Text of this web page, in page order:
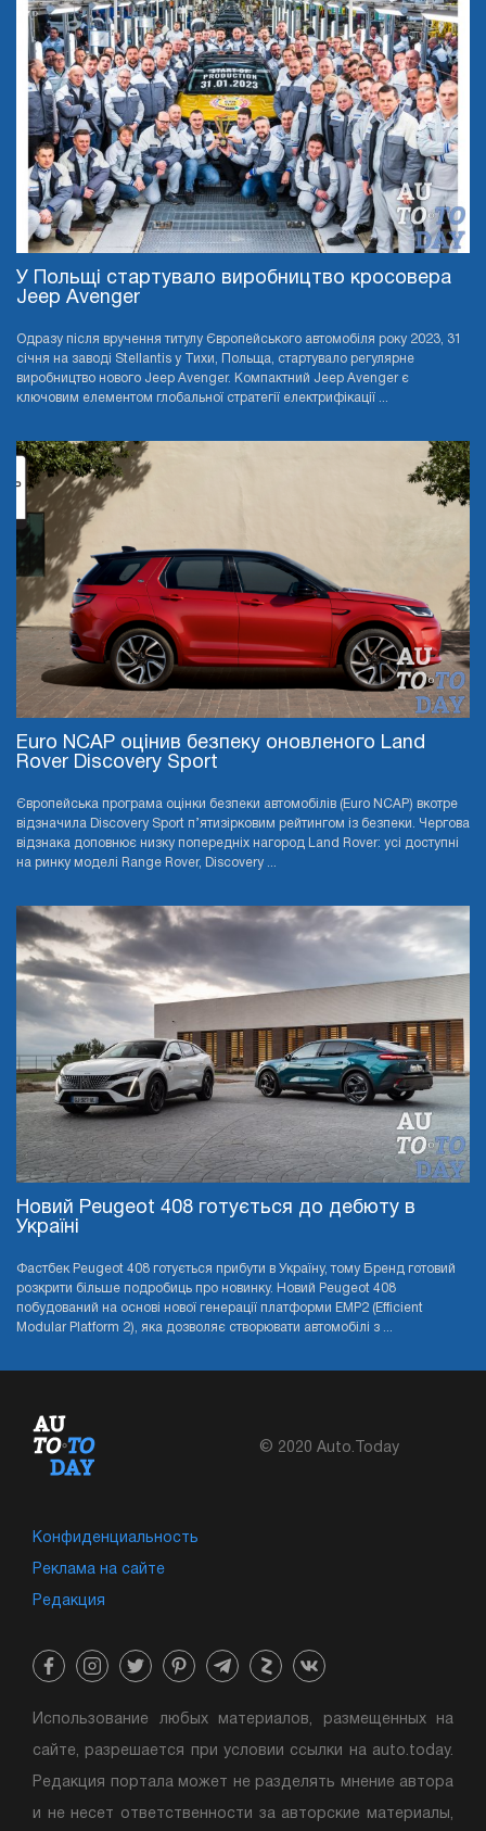
У Польщі стартувало виробництво кросовера
Jeep Avenger
Одразу після вручення титулу Європейського автомобіля року 2023, 31
січня на заводі Stellantis у Тихи, Польща, стартувало регулярне
виробництво нового Jeep Avenger. Компактний Jeep Avenger є
ключовим елементом глобальної стратегії електрифікації ...
Euro NCAP оцінив безпеку оновленого Land
Rover Discovery Sport
Європейська програма оцінки безпеки автомобілів (Euro NCAP) вкотре
відзначила Discovery Sport п’ятизірковим рейтингом із безпеки. Чергова
відзнака доповнює низку попередніх нагород Land Rover: усі доступні
на ринку моделі Range Rover, Discovery ...
Новий Peugeot 408 готується до дебюту в
Україні
Фастбек Peugeot 408 готується прибути в Україну, тому Бренд готовий
розкрити більше подробиць про новинку. Новий Peugeot 408
побудований на основі нової генерації платформи EMP2 (Efficient
Modular Platform 2), яка дозволяє створювати автомобілі з ...
© 2020 Auto.Today
Конфиденциальность
Реклама на сайте
Редакция
Использование любых материалов, размещенных на
сайте, разрешается при условии ссылки на auto.today.
Редакция портала может не разделять мнение автора
и не несет ответственности за авторские материалы,